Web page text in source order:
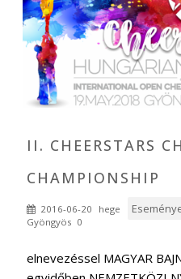
II. CHEERSTARS
CHAMPIONSHIP
2016-06-20 hege
Gyöngyös 0
elnevezéssel MAGYAR